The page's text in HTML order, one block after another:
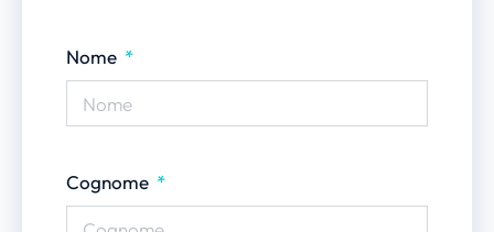
Nome
Cognome